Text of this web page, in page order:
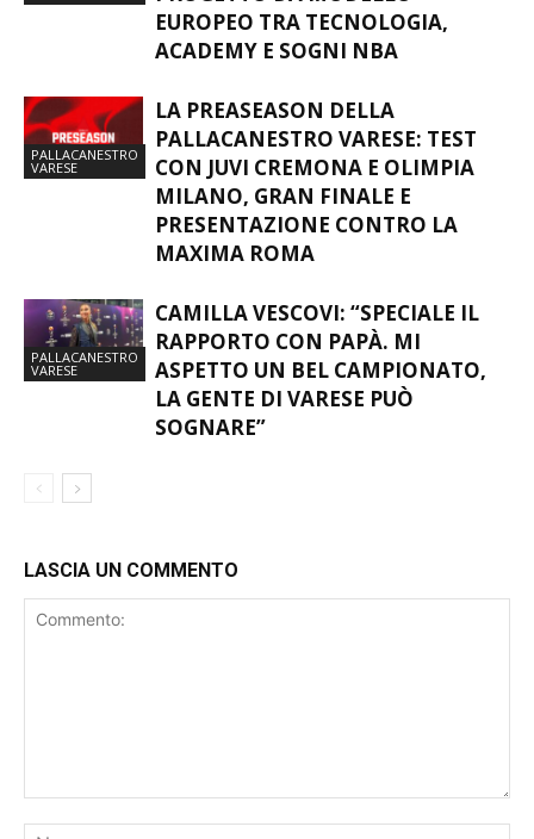
EUROPEO TRA TECNOLOGIA,
ACADEMY E SOGNI NBA
PALLACANESTRO
VARESE
LA PREASEASON DELLA
PALLACANESTRO VARESE: TEST
CON JUVI CREMONA E OLIMPIA
MILANO, GRAN FINALE E
PRESENTAZIONE CONTRO LA
MAXIMA ROMA
PALLACANESTRO
VARESE
CAMILLA VESCOVI: “SPECIALE IL
RAPPORTO CON PAPÀ. MI
ASPETTO UN BEL CAMPIONATO,
LA GENTE DI VARESE PUÒ
SOGNARE”
LASCIA UN COMMENTO